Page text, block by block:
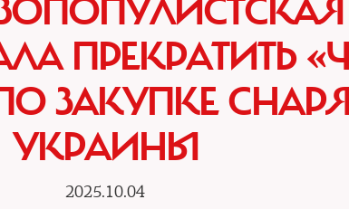
ПРЕКРАТИТЬ
ЗАКУПКЕ
УКРАИНЫ
2025.10.04